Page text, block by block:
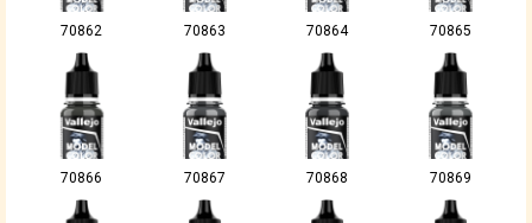
70862 70863 70864 70865
70866 70867 70868 70869